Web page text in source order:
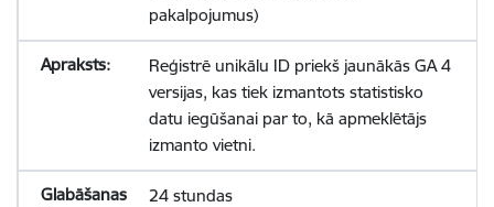
pakalpojumus)
Reģistrē unikālu ID priekš jaunākās GA 4
versijas, kas tiek izmantots statistisko
datu iegūšanai par to, kā apmeklētājs
izmanto vietni.
24 stundas